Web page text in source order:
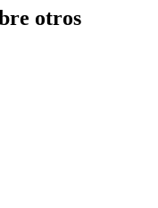
otros